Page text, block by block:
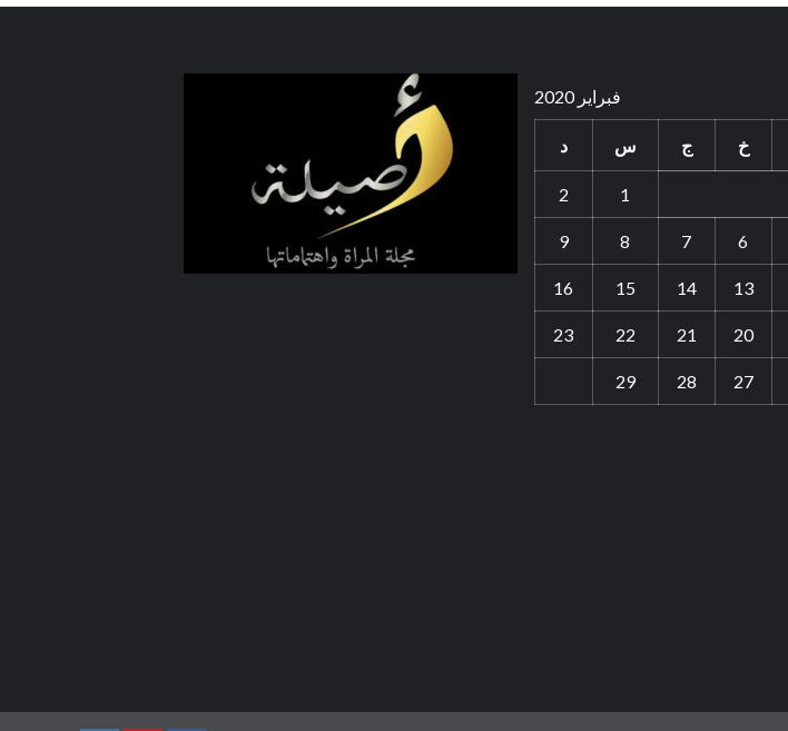
فبراير 2020
خ ج س د
1
2
6
7
8
9
13
14
15
16
20
21
22
23
27
28
29